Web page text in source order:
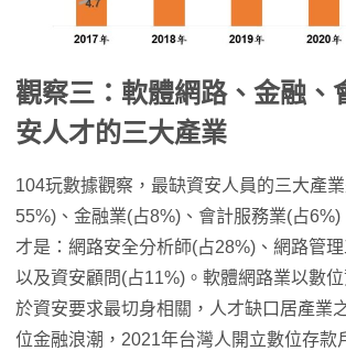
觀察三：軟體網路、金融、
安人才的三大產業
104玩數據觀察，最缺資安人員的三大產
55%)、金融業(占8%)、會計服務業(占6%)
才是：網路安全分析師(占28%)、網路管理
以及資安顧問(占11%)。軟體網路業以數
於資安要求最切身相關，人才缺口居產業
位金融浪潮，2021年台灣人開立數位存款